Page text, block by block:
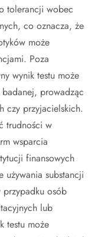
tolerancji wobec
co oznacza, że
może
Poza
wynik testu może
prowadząc
czy przyjacielskich.
trudności w
wsparcia
finansowych
używania substancji
osób
lub
testu może